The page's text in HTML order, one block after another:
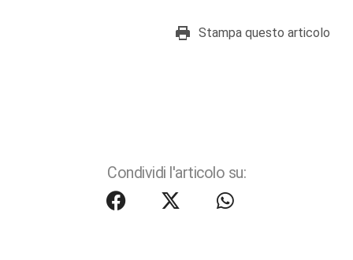
Stampa questo articolo
Condividi l'articolo su: